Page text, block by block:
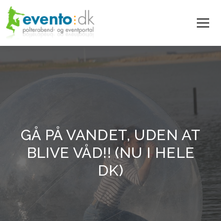
GÅ PÅ VANDET, UDEN AT
BLIVE VÅD!! (NU I HELE
DK)